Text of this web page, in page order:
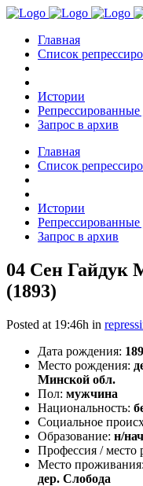
Главная
Список
Истории
Репрессированные
Запрос в архив
Главная
Список
Истории
Репрессированные
Запрос в архив
04 Сен Гайдук
(1893)
Posted at 19:46h in
Дата рождения:
Место рождения:
Минской обл.
Пол: мужчина
Национальность:
Социальное
Образование: н/
Профессия / место
Место проживания:
дер. Слобода